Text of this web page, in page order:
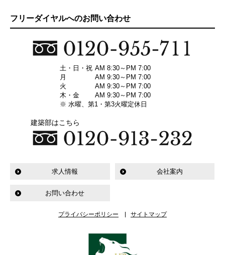
フリーダイヤルへのお問い合わせ
土・日・祝 AM 8:30～PM 7:00
月
AM 9:30～PM 7:00
火
AM 9:30～PM 7:00
木・金
AM 9:30～PM 7:00
※ 水曜、第1・第3火曜定休日
建築部はこちら
求人情報 会社案内
お問い合わせ
プライバシーポリシー サイトマップ